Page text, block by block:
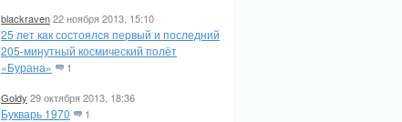
blackraven22 ноября 2013, 15:10
25 лет как состоялся первый и последний
205-минутный космический полёт
«Бурана»
1
Goldy 29 октября 2013, 18:36
Букварь 1970 1